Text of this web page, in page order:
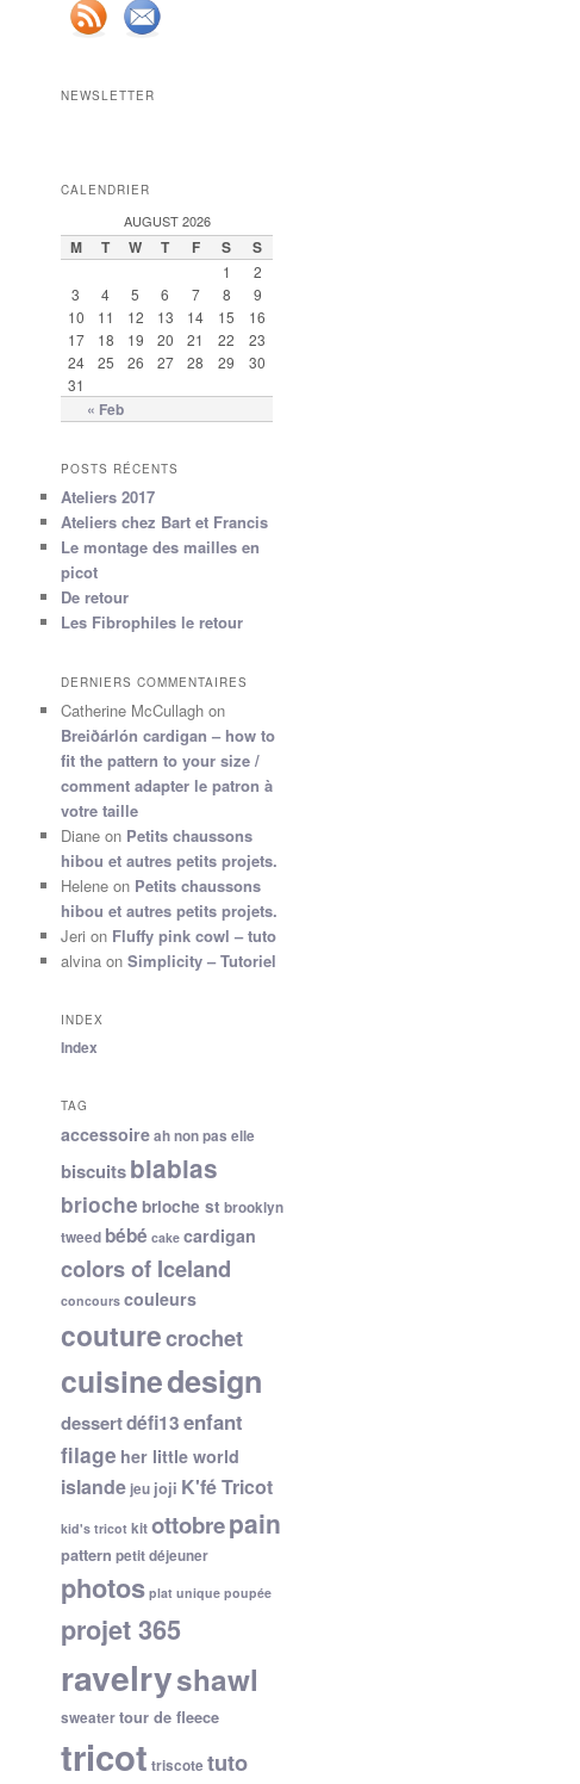
NEWSLETTER
CALENDRIER
AUGUST 2026
M T W T F S S
« Feb
1
2
3
4 5 6 7 8
9
10
11 12 13 14 15
16
17
18 19 20 21 22
23
24
25 26 27 28 29
30
31
POSTS RÉCENTS
Ateliers 2017
Ateliers chez Bart et Francis
Le montage des mailles en
picot
De retour
Les Fibrophiles le retour
DERNIERS COMMENTAIRES
Catherine McCullagh on
Breiðárlón cardigan – how to
fit the pattern to your size /
comment adapter le patron à
votre taille
Diane on Petits chaussons
hibou et autres petits projets.
Helene on Petits chaussons
hibou et autres petits projets.
Jeri on Fluffy pink cowl – tuto
alvina on Simplicity – Tutoriel
INDEX
Index
TAG
accessoireah non pas elle
biscuitsblablas
brioche brioche st brooklyn
tweed bébé cake cardigan
colors of Iceland
concours couleurs
couturecrochet
cuisinedesign
dessertdéfi13enfant
filage her little world
islande jeu joji K'fé Tricot
kid's tricot kitottobrepain
pattern petit déjeuner
photos plat unique poupée
projet 365
ravelryshawl
sweatertour de fleece
tricot triscote tuto